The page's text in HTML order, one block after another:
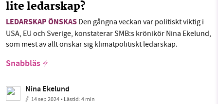
lite ledarskap?
LEDARSKAP ÖNSKAS Den gångna veckan var politiskt viktig i
USA, EU och Sverige, konstaterar SMB:s krönikör Nina Ekelund,
som mest av allt önskar sig klimatpolitiskt ledarskap.
Snabbläs
Nina Ekelund
14 sep 2024• Lästid:4 min